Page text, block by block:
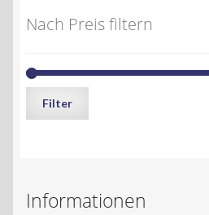
Nach Preis filtern
Filter
Informationen